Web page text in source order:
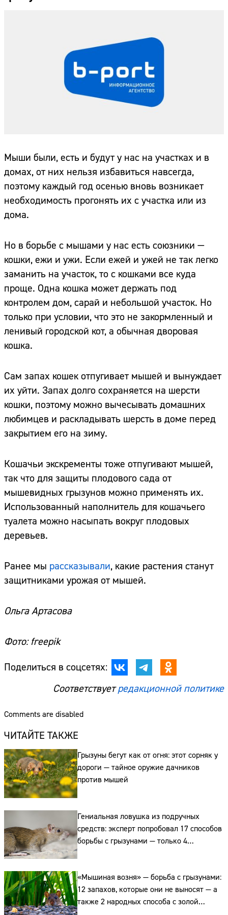
Мыши были, есть и будут у нас на участках и в
домах, от них нельзя избавиться навсегда,
поэтому каждый год осенью вновь возникает
необходимость прогонять их с участка или из
дома.
Но в борьбе с мышами у нас есть союзники —
кошки, ежи и ужи. Если ежей и ужей не так легко
заманить на участок, то с кошками все куда
проще. Одна кошка может держать под
контролем дом, сарай и небольшой участок. Но
только при условии, что это не закормленный и
ленивый городской кот, а обычная дворовая
кошка.
Сам запах кошек отпугивает мышей и вынуждает
их уйти. Запах долго сохраняется на шерсти
кошки, поэтому можно вычесывать домашних
любимцев и раскладывать шерсть в доме перед
закрытием его на зиму.
Кошачьи экскременты тоже отпугивают мышей,
так что для защиты плодового сада от
мышевидных грызунов можно применять их.
Использованный наполнитель для кошачьего
туалета можно насыпать вокруг плодовых
деревьев.
Ранее мы рассказывали, какие растения станут
защитниками урожая от мышей.
Ольга Артасова
Фото: freepik
Поделиться в соцсетях:
Соответствуетредакционной политике
Comments are disabled
ЧИТАЙТЕ ТАКЖЕ
Грызуны бегут как от огня: этот сорняк у
дороги — тайное оружие дачников
против мышей
Гениальная ловушка из подручных
средств: эксперт попробовал 17 способов
борьбы с грызунами — только 4
сработало
«Мышиная возня» — борьба с грызунами:
12 запахов, которые они не выносят — а
также 2 народных способа с золой